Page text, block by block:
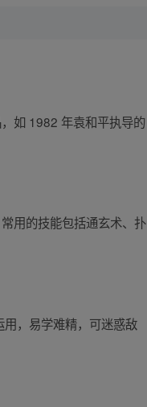
如 1982 年袁和平执导的
用的技能包括通玄术、扑
，易学难精，可迷惑敌